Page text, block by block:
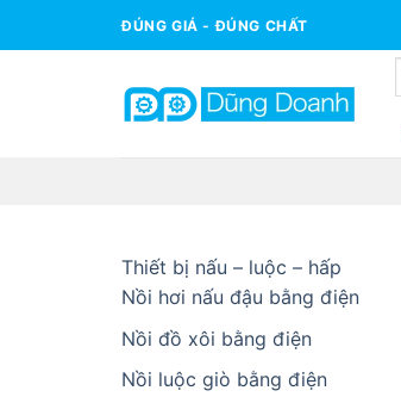
ĐÚNG GIÁ - ĐÚNG CHẤT
Thiết bị nấu – luộc – hấp
Nồi hơi nấu đậu bằng điện
Nồi đồ xôi bằng điện
Nồi luộc giò bằng điện